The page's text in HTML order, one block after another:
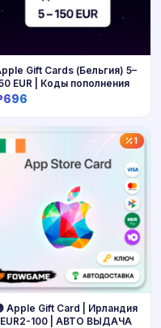
Gift Cards (Бельгия) 5–
EUR | Коды пополнения
1
Apple Gift Card | Ирландия
| EUR2-100 | АВТО ВЫДАЧА